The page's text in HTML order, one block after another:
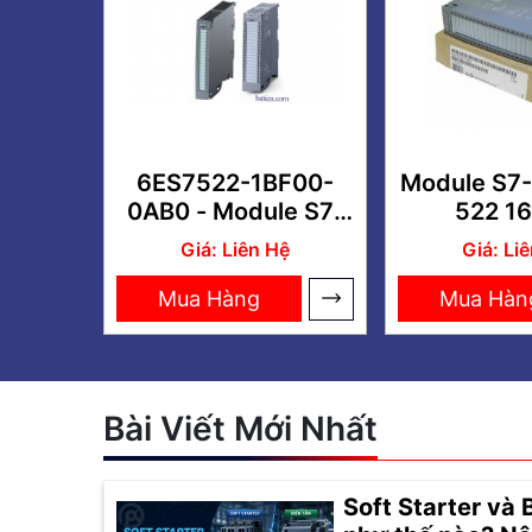
6ES7522-1BF00-
0AB0 - Module S7-
1500 SM 522 8DO
Giá: Liên Hệ
Mua Hàng
Module
522
Giá:
Mua
Bài Viết Mới Nhất
Soft Starter và